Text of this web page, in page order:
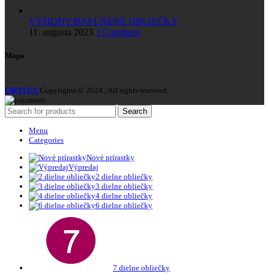
VÝHODY BAVLNENÉ OBLIEČKY
11. augusta 2023 1 Comment
Mapa
FAVITEX Copyrights © 2024 , All rights reserved,
Search
Menu
Categories
Nové prírastky
Výpredaj
2 dielne obliečky
3 dielne obliečky
4 dielne obliečky
6 dielne obliečky
7 dielne obliečky